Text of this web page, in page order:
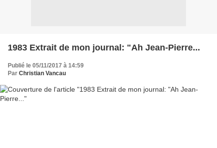
1983 Extrait de mon journal: "Ah Jean-Pierre...
Publié le 05/11/2017 à 14:59
Par Christian Vancau